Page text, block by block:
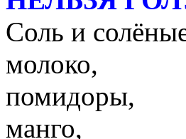
Соль и
молоко,
помидоры,
манго,